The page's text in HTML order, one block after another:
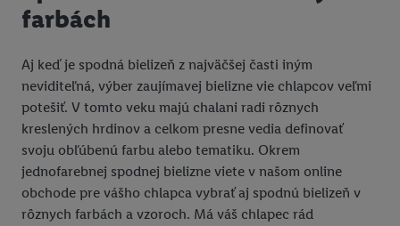
farbách
Aj keď je spodná bielizeň z najväčšej časti iným
neviditeľná, výber zaujímavej bielizne vie chlapcov veľmi
potešiť. V tomto veku majú chalani radi rôznych
kreslených hrdinov a celkom presne vedia definovať
svoju obľúbenú farbu alebo tematiku. Okrem
jednofarebnej spodnej bielizne viete v našom online
obchode pre vášho chlapca vybrať aj spodnú bielizeň v
rôznych farbách a vzoroch. Má váš chlapec rád